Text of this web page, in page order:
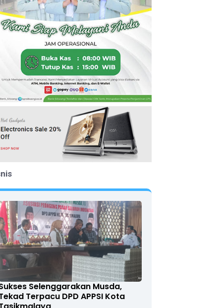
Selenggarakan Musda,
Terpacu DPD APPSI Kota